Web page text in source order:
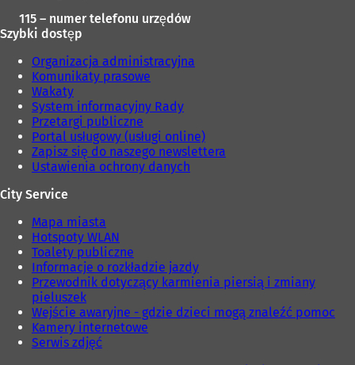
115 – numer telefonu urzędów
Szybki dostęp
Organizacja administracyjna
Komunikaty prasowe
Wakaty
System informacyjny Rady
Przetargi publiczne
Portal usługowy (usługi online)
Zapisz się do naszego newslettera
Ustawienia ochrony danych
City Service
Mapa miasta
Hotspoty WLAN
Toalety publiczne
Informacje o rozkładzie jazdy
Przewodnik dotyczący karmienia piersią i zmiany
pieluszek
Wejście awaryjne - gdzie dzieci mogą znaleźć pomoc
Kamery internetowe
Serwis zdjęć